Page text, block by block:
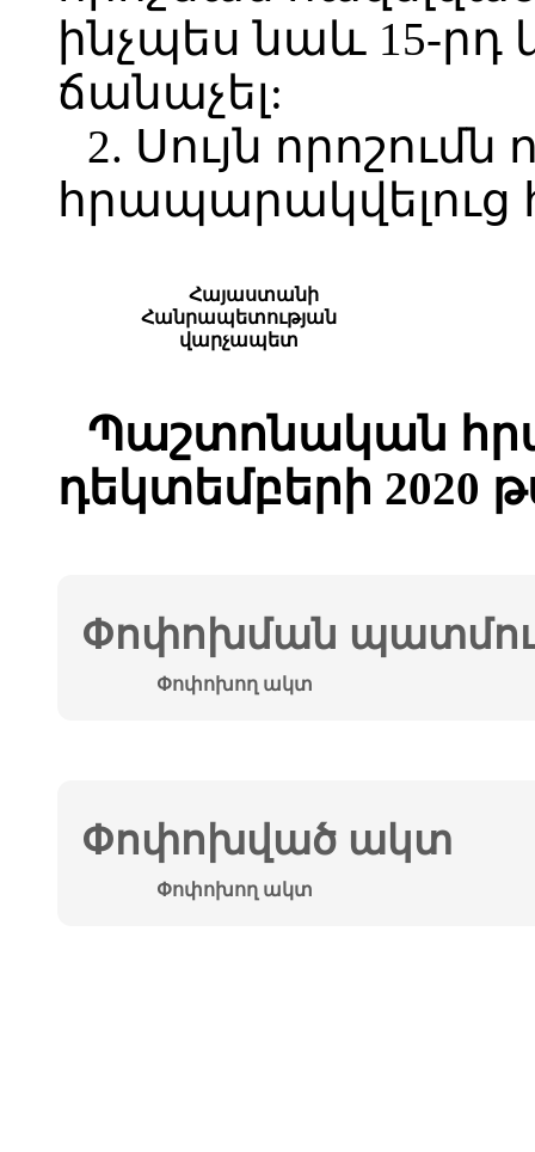
ինչպես նաև 15-րդ
ճանաչել:
2. Սույն որոշումն
Հայաստանի
Հանրապետության
վարչապետ
Պաշտոնական
դեկտեմբերի 2020
Փոփոխման
Փոփոխող ակտ
Փոփոխված ակտ
Փոփոխող ակտ